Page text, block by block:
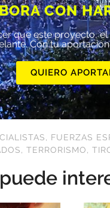
CON
que este proyecto,
Con tu
QUIERO
, FUERZAS
, TERRORISMO,